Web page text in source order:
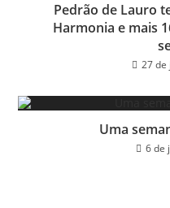
Pedrão de Lauro
Harmonia e mais
27 de
Uma
6 de